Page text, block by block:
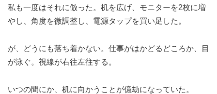
私も一度はそれに倣った。机を広げ、モニターを2枚に増
やし、角度を微調整し、電源タップを買い足した。
が、どうにも落ち着かない。仕事がはかどるどころか、目
が泳ぐ。視線が右往左往する。
いつの間にか、机に向かうことが億劫になっていた。